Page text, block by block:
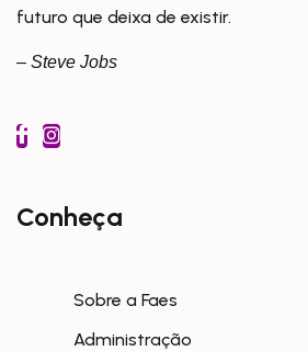
futuro que deixa de existir.
– Steve Jobs
Conheça
Sobre a Faes
Administração